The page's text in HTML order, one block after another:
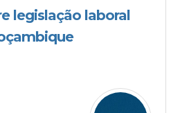
legislação laboral